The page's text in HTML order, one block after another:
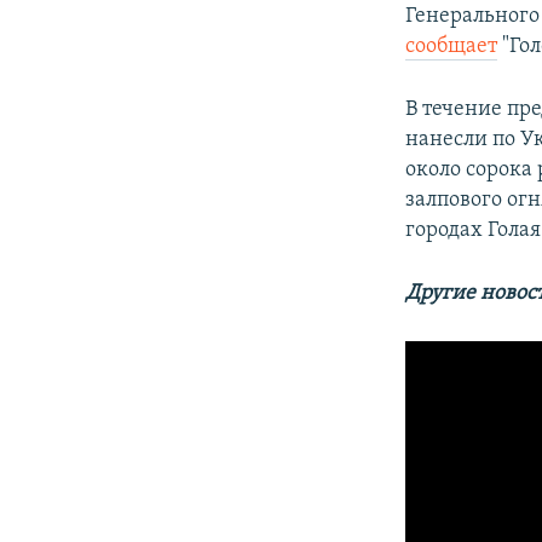
сообщает
В течение
нанесли по
около
залпового
городах
Другие